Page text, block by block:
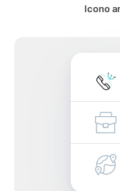
Icono